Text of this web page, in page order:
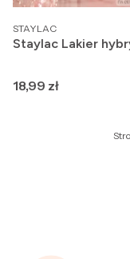
PRODUCENT
STAYLAC
Staylac Lakier
Cena
18,99 zł